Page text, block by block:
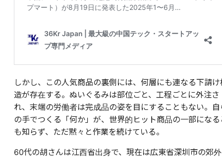
しかし、この人気商品の裏側には、何層にも連なる下請け
造が存在する。ぬいぐるみは部位ごと、工程ごとに外注さ
れ、末端の労働者は完成品の姿を目にすることもない。自
の手でつくる「何か」が、世界的ヒット商品の一部になる
も知らず、ただ黙々と作業を続けている。
60代の胡さんは江西省出身で、現在は広東省深圳市の郊外